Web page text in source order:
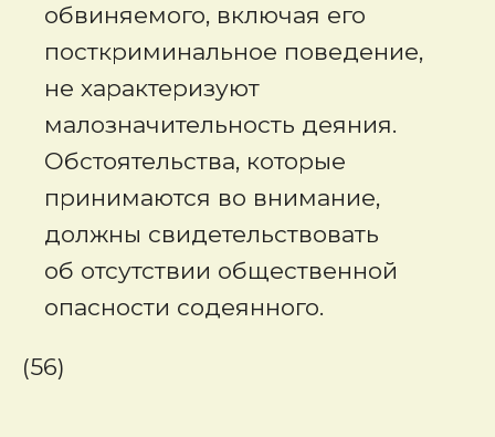
обвиняемого, включая его
посткриминальное поведение,
не характеризуют
малозначительность деяния.
Обстоятельства, которые
принимаются во внимание,
должны свидетельствовать
об отсутствии общественной
опасности содеянного.
(56)